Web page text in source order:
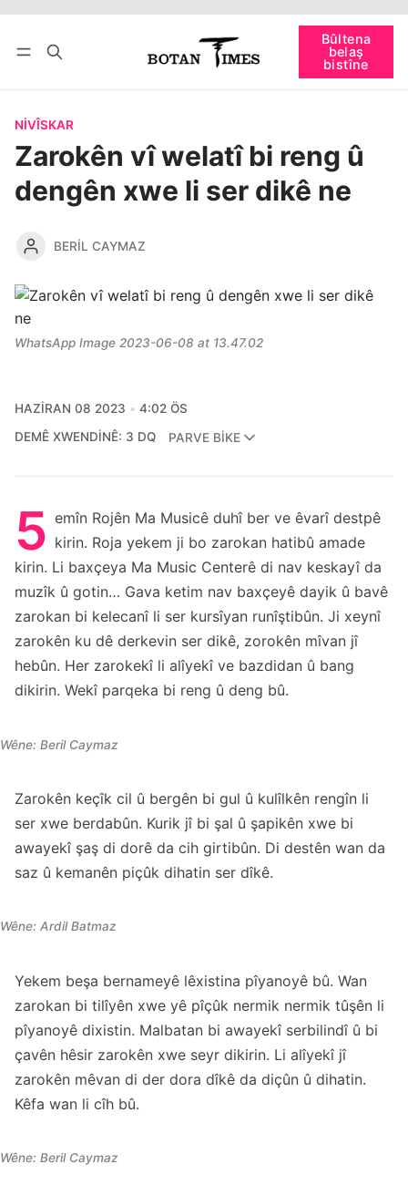
Bûltena
belaş
bistîne
bişopîne
NIVÎSKAR
Zarokên vî welatî bi reng û
dengên xwe li ser dikê ne
BERIL CAYMAZ
WhatsApp Image 2023-06-08 at 13.47.02
HAZIRAN 08 2023
4:02 ÖS
DEMÊ XWENDINÊ: 3 DQ
PARVE BIKE
5 emîn Rojên Ma Musicê duhî ber ve êvarî destpê
kirin. Roja yekem ji bo zarokan hatibû amade
kirin. Li baxçeya Ma Music Centerê di nav keskayî da
muzîk û gotin… Gava ketim nav baxçeyê dayik û bavê
zarokan bi kelecanî li ser kursîyan runîştibûn. Ji xeynî
zarokên ku dê derkevin ser dikê, zorokên mîvan jî
hebûn. Her zarokekî li alîyekî ve bazdidan û bang
dikirin. Wekî parqeka bi reng û deng bû.
Wêne: Beril Caymaz
Zarokên keçîk cil û bergên bi gul û kulîlkên rengîn li
ser xwe berdabûn. Kurik jî bi şal û şapikên xwe bi
awayekî şaş di dorê da cih girtibûn. Di destên wan da
saz û kemanên piçûk dihatin ser dîkê.
Wêne: Ardil Batmaz
Yekem beşa bernameyê lêxistina pîyanoyê bû. Wan
zarokan bi tilîyên xwe yê pîçûk nermik nermik tûşên li
pîyanoyê dixistin. Malbatan bi awayekî serbilindî û bi
çavên hêsir zarokên xwe seyr dikirin. Li alîyekî jî
zarokên mêvan di der dora dîkê da diçûn û dihatin.
Kêfa wan li cîh bû.
Wêne: Beril Caymaz